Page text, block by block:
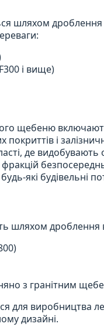
шляхом дроблення
і вище)
щебеню
і
де видобувають
які будівельні
дроблення
з гранітним
для виробництва
дизайні.